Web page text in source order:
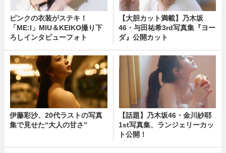
ピンクの衣装がステキ！
「ME:I」MIU＆KEIKO撮り下
ろしインタビューフォト
【大胆カット満載】乃木坂
46・与田祐希3rd写真集『ヨー
ダ』公開カット
伊藤彩沙、20代ラストの写真
集で見せた“大人の甘さ”
【話題】乃木坂46・金川紗耶
1st写真集、ランジェリーカッ
ト公開！